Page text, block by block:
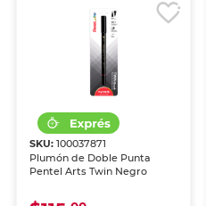
SKU:100037871
Plumón de Doble Punta
Pentel Arts Twin Negro